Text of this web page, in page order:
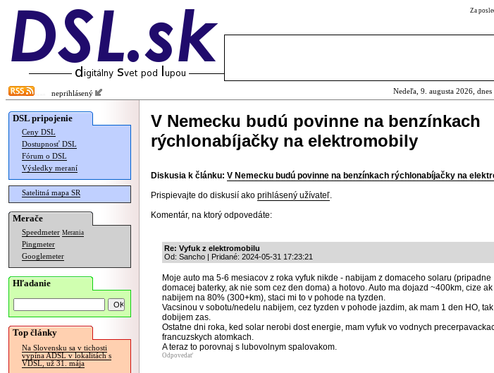
Za
neprihlásený Nedeľa, 9. augusta 2026,
DSL pripojenie
Ceny DSL
Dostupnosť DSL
Fórum o DSL
Výsledky meraní
Satelitná mapa SR
Merače
Speedmeter Merania
Pingmeter
Googlemeter
Hľadanie
Top články
Na Slovensku sa v tichosti
vypína ADSL v lokalitách s
VDSL, už 31. mája
V Nemecku budú povinne na benzínkach
rýchlonabíjačky na elektromobily
Diskusia k článku: V Nemecku budú povinne na benzínkach rýchlonabíjačky na
Prispievajte do diskusií ako prihlásený užívateľ.
Komentár, na ktorý odpovedáte:
Re: Vyfuk z elektromobilu
Od: Sancho | Pridané: 2024-05-31 17:23:21
Moje auto ma 5-6 mesiacov z roka vyfuk nikde - nabijam z domaceho solaru (pripadne
domacej baterky, ak nie som cez den doma) a hotovo. Auto ma dojazd ~400km, cize
nabijem na 80% (300+km), staci mi to v pohode na tyzden.
Vacsinou v sobotu/nedelu nabijem, cez tyzden v pohode jazdim, ak mam 1 den HO, tak
dobijem zas.
Ostatne dni roka, ked solar nerobi dost energie, mam vyfuk vo vodnych
francuzskych atomkach.
A teraz to porovnaj s lubovolnym spalovakom.
Odpovedať